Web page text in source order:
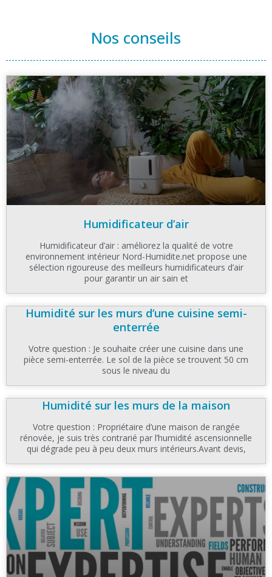
Nos conseils
Humidificateur d’air
Humidificateur d’air : améliorez la qualité de votre
environnement intérieur Nord-Humidite.net propose une
sélection rigoureuse des meilleurs humidificateurs d’air
pour garantir un air sain et
Humidité sur les murs d’une cuisine semi-
enterrée
Votre question : Je souhaite créer une cuisine dans une
pièce semi-enterrée. Le sol de la pièce se trouvent 50 cm
sous le niveau du
Humidité sur les murs de la maison
Votre question : Propriétaire d’une maison de rangée
rénovée, je suis très contrarié par l’humidité ascensionnelle
qui dégrade peu à peu deux murs intérieurs.Avant devis,